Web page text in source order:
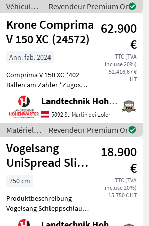
km/h *Wenderadius innen
4.7
Véhicules
agricoles
à moteur /
Schäffer
Revendeur Premium Or
Krone Comprima
V 150 XC (24572)
62.900
€
TTC (TVA
incluse 20%)
52.416,67 €
HT
Ann. fab. 2024
Comprima V 150 XC *402
Ballen am Zähler *Zugöse
Obenanhängung
*Schneidwerk mit 17 Messer
*Gelenkwelle *Hydraul.
Bodenabsenkung *E-Achse
mit 2-Leiter Druckl.-Brems
Landtechnik Hohenwarter GmbH
5092 St. Martin bei Lofer
Matériels
de
fenaison /
Krone
Revendeur Premium Or
Vogelsang
UniSpread Slide
7,5m (14546)
18.900
€
TTC (TVA
incluse 20%)
15.750 € HT
750 cm
Produktbeschreibung
Vogelsang Schleppschlauch
UniSpread Slide Ich freue